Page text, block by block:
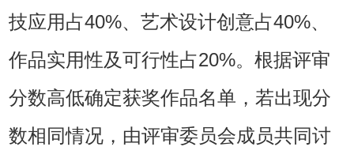
技应用占40%、艺术设计创意占40%、
作品实用性及可行性占20%。根据评审
分数高低确定获奖作品名单，若出现分
数相同情况，由评审委员会成员共同讨